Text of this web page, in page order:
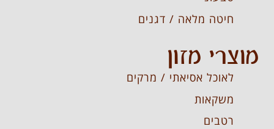
חיטה מלאה / דגנים
מוצרי מזון
לאוכל אסיאתי / מרקים
משקאות
רטבים